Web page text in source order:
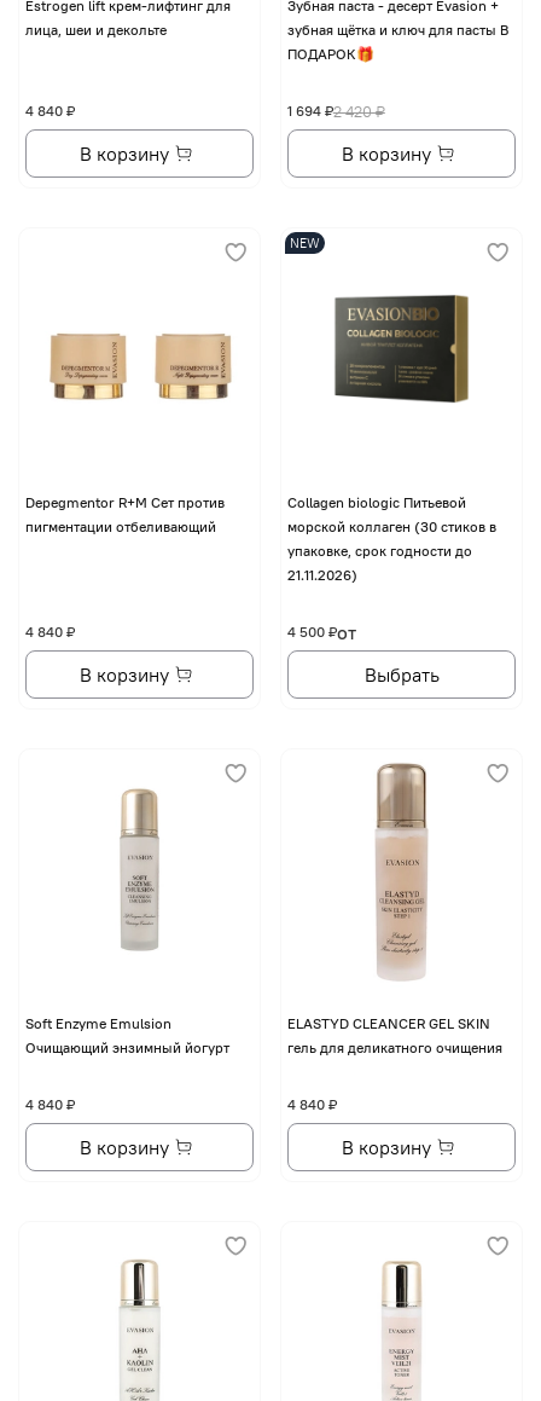
Еstrogen lift крем-лифтинг для
лица, шеи и декольте
4 840 ₽
В корзину
Зубная паста - десерт Evasion +
зубная щётка и ключ для пасты В
ПОДАРОК🎁
2 420 ₽
1 694 ₽
В корзину
Depegmentor R+M Сет против
пигментации отбеливающий
4 840 ₽
В корзину
NEW
Collagen biologic Питьевой
морской коллаген (30 стиков в
упаковке, срок годности до
21.11.2026)
от
4 500 ₽
Выбрать
Soft Enzyme Emulsion
Очищающий энзимный йогурт
4 840 ₽
В корзину
ELASTYD CLEANCER GEL SKIN
гель для деликатного очищения
4 840 ₽
В корзину